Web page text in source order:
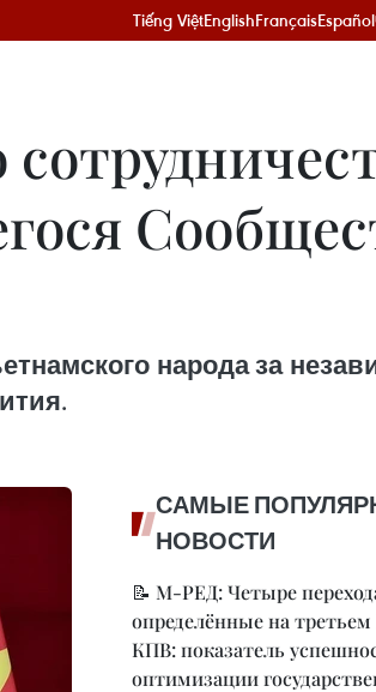
Tiếng ViệtEnglishFrançaisEspañol
народа за
САМЫЕ
НОВОСТИ
📝 М-РЕД: Четыре
определённые на
КПВ: показатель
оптимизации